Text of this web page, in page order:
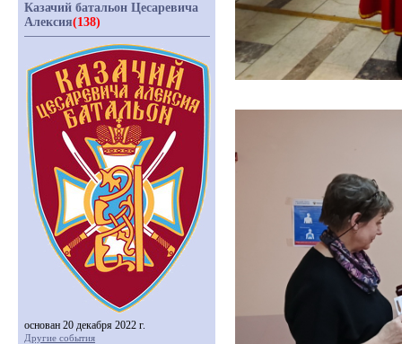
Казачий батальон Цесаревича
Алексия(138)
основан 20 декабря 2022 г.
Другие события